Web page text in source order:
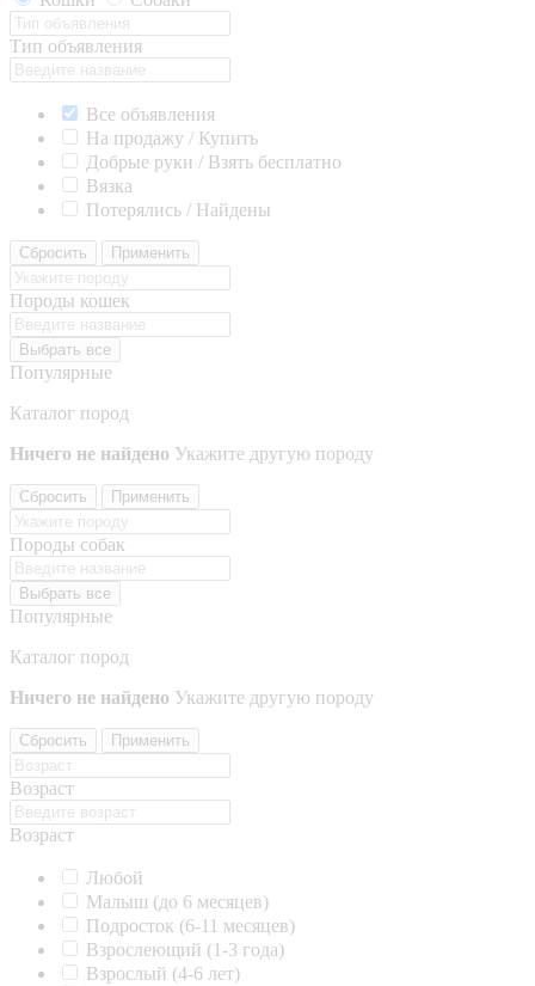
Тип объявления
Все объявления
На продажу / Купить
Добрые руки / Взять бесплатно
Вязка
Потерялись / Найдены
Сбросить Применить
Породы кошек
Выбрать все
Популярные
Каталог пород
Ничего не найдено Укажите другую породу
Сбросить Применить
Породы собак
Выбрать все
Популярные
Каталог пород
Ничего не найдено Укажите другую породу
Сбросить Применить
Возраст
Возраст
Любой
Малыш (до 6 месяцев)
Подросток (6-11 месяцев)
Взрослеющий (1-3 года)
Взрослый (4-6 лет)